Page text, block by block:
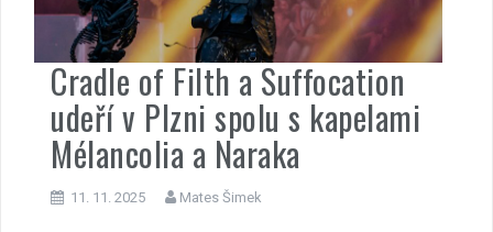
Cradle of Filth a Suffocation
udeří v Plzni spolu s kapelami
Mélancolia a Naraka
11. 11. 2025 Mates Šimek